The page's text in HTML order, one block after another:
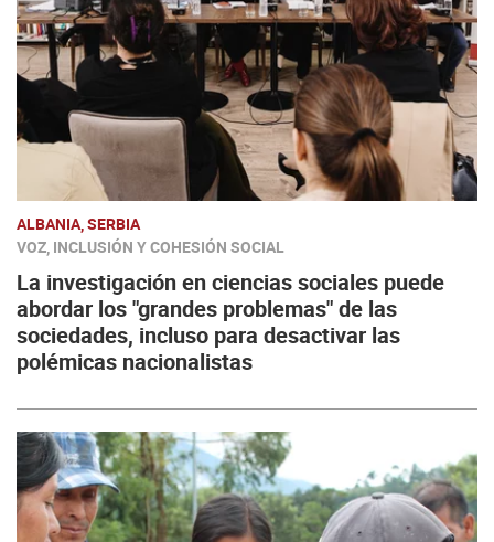
ALBANIA, SERBIA
VOZ, INCLUSIÓN Y COHESIÓN SOCIAL
La investigación en ciencias sociales puede
abordar los "grandes problemas" de las
sociedades, incluso para desactivar las
polémicas nacionalistas